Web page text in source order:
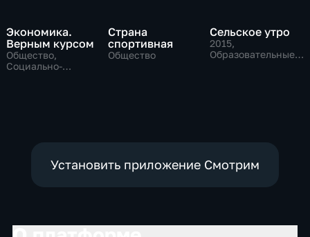
Экономика.
Верным курсом
Общество,
Социально-
Страна
спортивная
Общество
Сельское утро
2015,
Образовательные,
Установить приложение Смотрим